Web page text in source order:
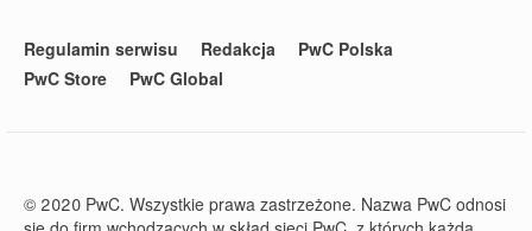
Regulamin serwisu Redakcja
PwC Polska
PwC Store
PwC Global
© 2020 PwC. Wszystkie prawa zastrzeżone. Nazwa PwC odnosi